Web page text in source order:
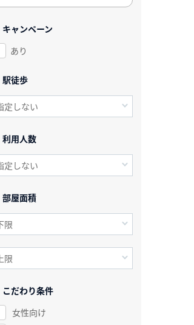
キャンペーン
あり
駅徒歩
利用人数
部屋面積
こだわり条件
女性向け